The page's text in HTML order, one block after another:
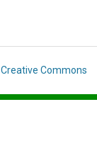
Creative Commons